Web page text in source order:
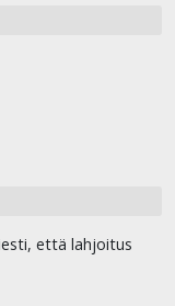
että lahjoitus